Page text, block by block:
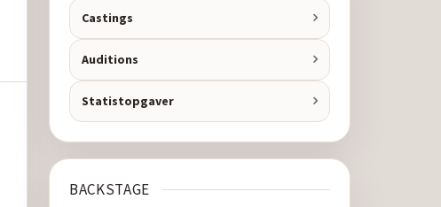
Castings
Auditions
Statistopgaver
BACKSTAGE